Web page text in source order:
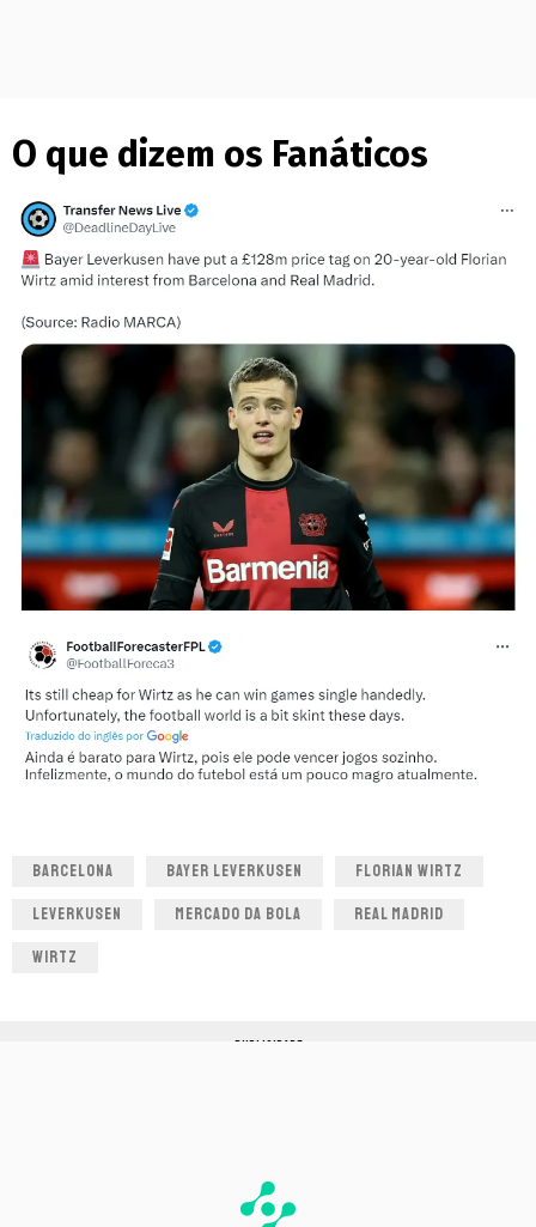
O que dizem os Fanáticos
BARCELONA BAYER LEVERKUSEN FLORIAN WIRTZ
LEVERKUSEN MERCADO DA BOLA REAL MADRID
WIRTZ
PUBLICIDADE